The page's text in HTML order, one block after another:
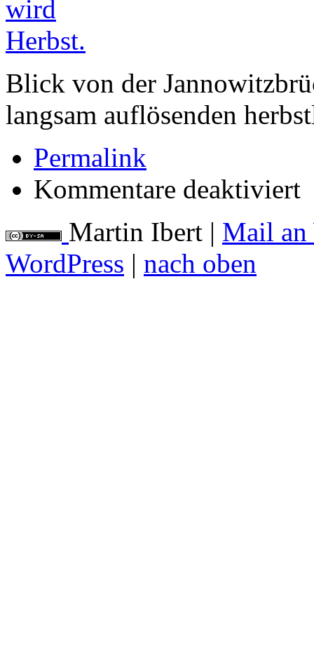
Blick von der
langsam auflösenden
Permalink
Kommentare deaktiviert
Martin Ibert | Mail an
WordPress | nach oben